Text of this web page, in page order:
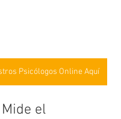
Psicólogos Online Aquí
el